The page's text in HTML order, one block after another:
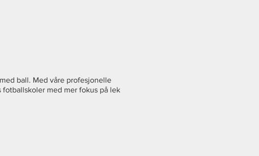
ball. Med våre profesjonelle
med mer fokus på lek